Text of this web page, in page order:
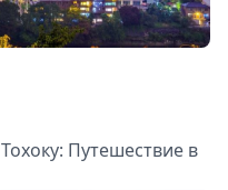
Путешествие в